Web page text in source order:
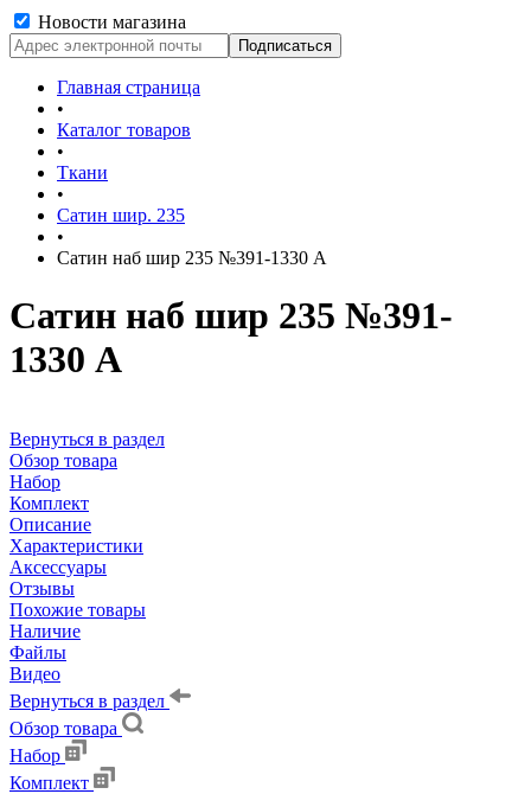
Новости магазина
Главная страница
•
Каталог товаров
•
Ткани
•
Сатин шир. 235
•
Сатин наб шир 235 №391-1330 А
Сатин наб шир 235 №391-
1330 А
Вернуться в раздел
Обзор товара
Набор
Комплект
Описание
Характеристики
Аксессуары
Отзывы
Похожие товары
Наличие
Файлы
Видео
Вернуться в раздел
Обзор товара
Набор
Комплект